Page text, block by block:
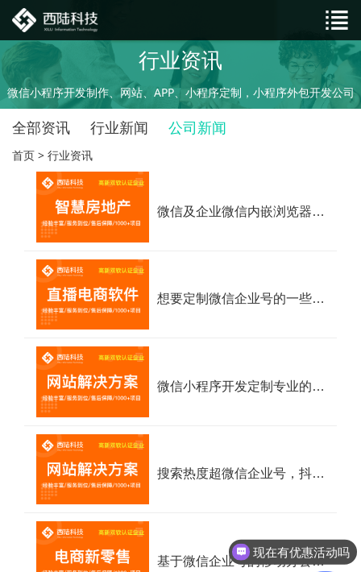
行业资讯
微信小程序开发制作、网站、APP、小程序定制，小程序外包开发公司
全部资讯 行业新闻 公司新闻
首页 > 行业资讯
微信及企业微信内嵌浏览器内核信息及H5跑分数据-企业微信开发
想要定制微信企业号的一些服务，要找谁来开发？微信给做吗？
微信小程序开发定制专业的微信开发公司
搜索热度超微信企业号，抖音企业号该不该做？
基于微信企业号的移动办公协作平台，对企业办公市场最大的冲击是什么？ 可以介绍下你们的产品么
现在有优惠活动吗